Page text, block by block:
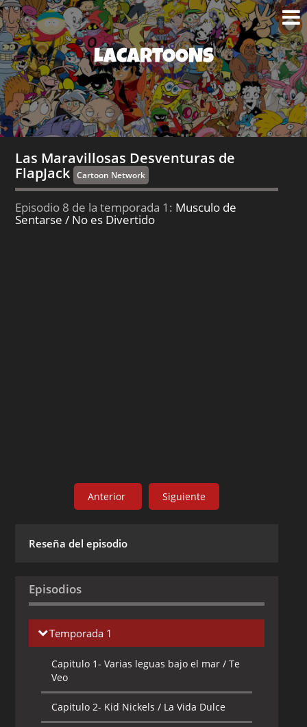
LACARTOONS
Las Maravillosas Desventuras de
FlapJack Cartoon Network
Episodio 8 de la temporada 1: Musculo de
Sentarse / No es Divertido
Anterior Siguiente
Reseña del episodio
Episodios
Temporada 1
Capitulo 1- Varias leguas bajo el mar / Te
Veo
Capitulo 2- Kid Nickels / La Vida Dulce